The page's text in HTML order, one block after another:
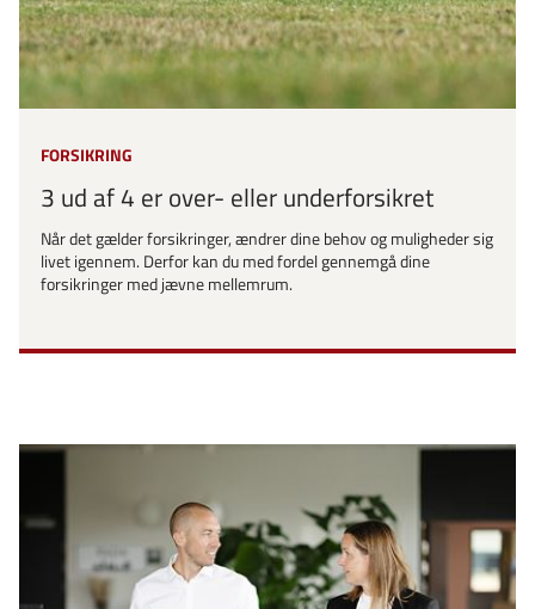
FORSIKRING
3 ud af 4 er over- eller underforsikret
Når det gælder forsikringer, ændrer dine behov og muligheder sig
livet igennem. Derfor kan du med fordel gennemgå dine
forsikringer med jævne mellemrum.